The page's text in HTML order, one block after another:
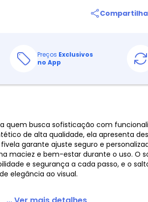
Preços Exclusivos
no App
quem busca sofisticação com
de alta qualidade, ela apresenta
garante ajuste seguro e
maciez e bem-estar durante o uso. O
e segurança a cada passo, e o
elegância ao visual.